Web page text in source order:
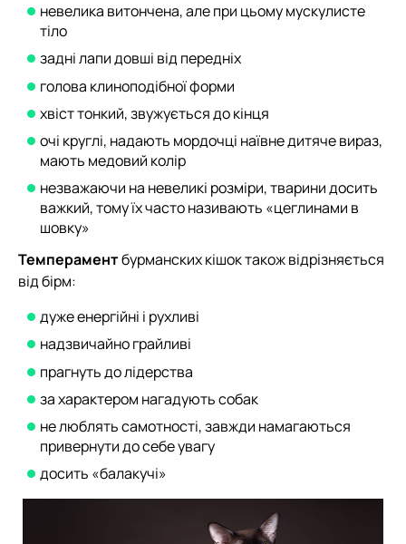
невелика витончена, але при цьому мускулисте
тіло
задні лапи довші від передніх
голова клиноподібної форми
хвіст тонкий, звужується до кінця
очі круглі, надають мордочці наївне дитяче вираз,
мають медовий колір
незважаючи на невеликі розміри, тварини досить
важкий, тому їх часто називають «цеглинами в
шовку»
Темпераментбурманских кішок також відрізняється
від бірм:
дуже енергійні і рухливі
надзвичайно грайливі
прагнуть до лідерства
за характером нагадують собак
не люблять самотності, завжди намагаються
привернути до себе увагу
досить «балакучі»